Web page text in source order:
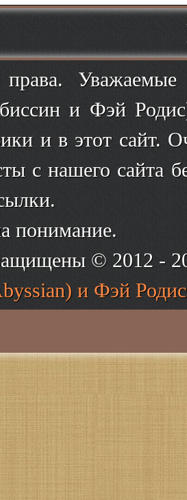
права.
и Фэй
и в этот сайт.
с нашего сайта
понимание.
© 2012 -
и Фэй